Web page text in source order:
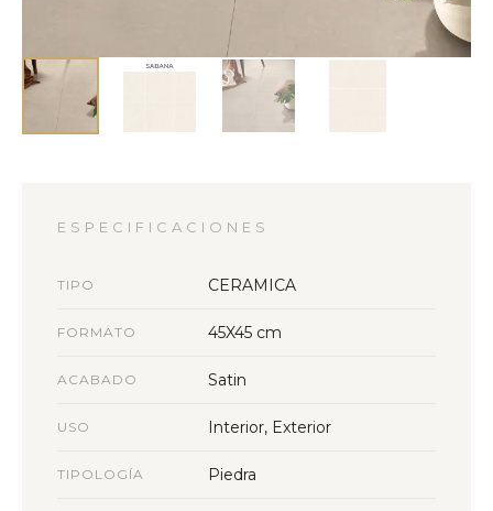
ESPECIFICACIONES
TIPO CERAMICA
FORMATO 45X45 cm
ACABADO Satin
USO Interior, Exterior
TIPOLOGÍA Piedra